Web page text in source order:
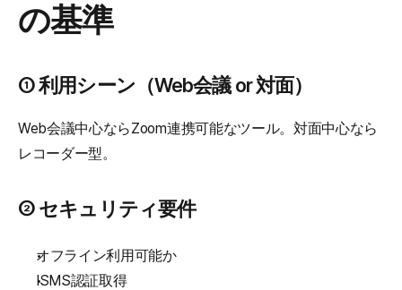
の基準
① 利用シーン（Web会議 or 対面）
Web会議中心ならZoom連携可能なツール。対面中心なら
レコーダー型。
② セキュリティ要件
オフライン利用可能か
ISMS認証取得